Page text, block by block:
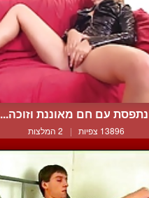
נתפסת עם חם מאוננת וזוכה...
13896 צפיות | 2 המלצות